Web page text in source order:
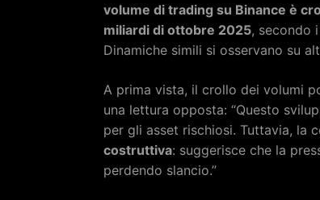
volume di trading su Binance è
miliardi di ottobre 2025, secondo
Dinamiche simili si osservano su
A prima vista, il crollo dei volumi
una lettura opposta: “Questo
per gli asset rischiosi. Tuttavia, la
costruttiva: suggerisce che la
perdendo slancio.”